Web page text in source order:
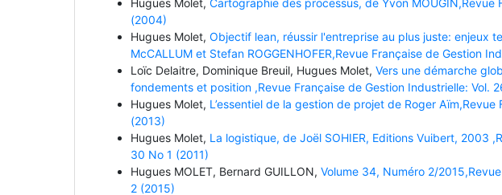
Hugues Molet, Cartographie des processus, de Yvon
(2004)
Hugues Molet, Objectif lean, réussir l'entreprise au plus juste: enjeux
McCALLUM et Stefan ROGGENHOFER,Revue Française de Gestion
Loïc Delaitre, Dominique Breuil, Hugues Molet, Vers une démarche
fondements et position ,Revue Française de Gestion Industrielle: Vol.
Hugues Molet, L’essentiel de la gestion de projet de Roger
(2013)
Hugues Molet, La logistique, de Joël SOHIER, Editions Vuibert, 2003
30 No 1 (2011)
Hugues MOLET, Bernard GUILLON, Volume 34, Numéro 2/
2 (2015)